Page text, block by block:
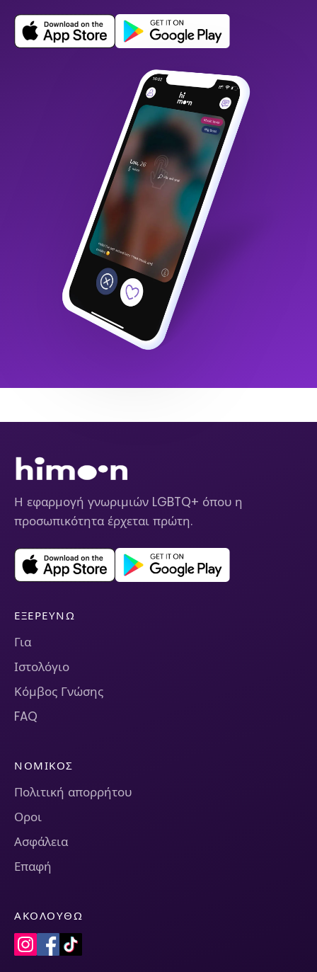
Η εφαρμογή γνωριμιών LGBTQ+ όπου η
προσωπικότητα έρχεται πρώτη.
ΕΞΕΡΕΥΝΏ
Για
Ιστολόγιο
Κόμβος Γνώσης
FAQ
ΝΟΜΙΚΌΣ
Πολιτική απορρήτου
Οροι
Ασφάλεια
Επαφή
ΑΚΟΛΟΥΘΏ